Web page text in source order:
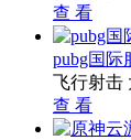
查 看
pubg国际
飞行射击
查 看